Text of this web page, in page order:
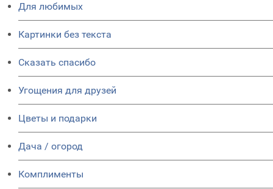
Для любимых
Картинки без текста
Сказать спасибо
Угощения для друзей
Цветы и подарки
Дача / огород
Комплименты